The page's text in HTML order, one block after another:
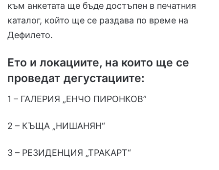
към анкетата ще бъде достъпен в печатния
каталог, който ще се раздава по време на
Дефилето.
Ето и локациите, на които ще се
проведат дегустациите:
1 – ГАЛЕРИЯ „ЕНЧО ПИРОНКОВ”
2 – КЪЩА „НИШАНЯН“
3 – РЕЗИДЕНЦИЯ „ТРАКАРТ“